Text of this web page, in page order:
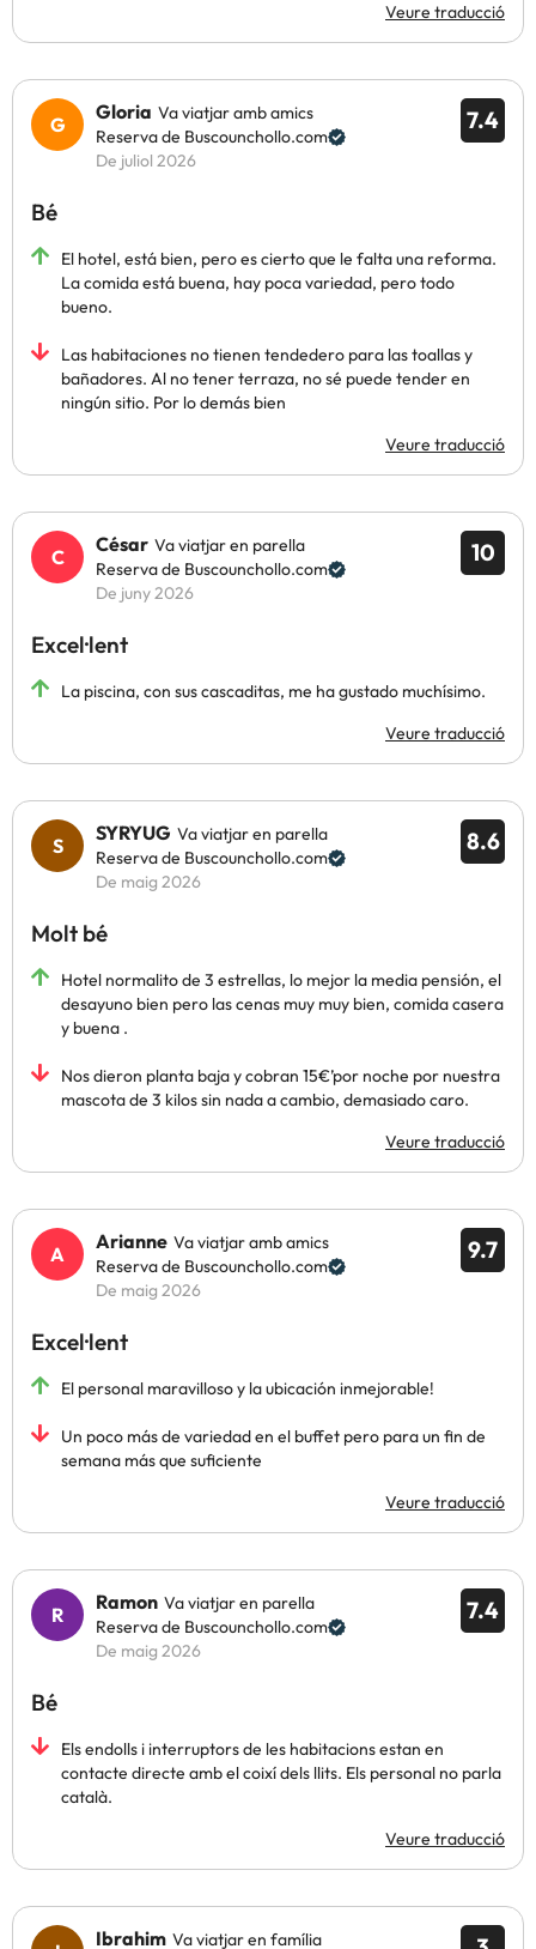
Veure traducció
7.4
Gloria Va viatjar amb amics
Reserva de Buscounchollo.com
De juliol 2026
Bé
El hotel, está bien, pero es cierto que le falta una reforma.
La comida está buena, hay poca variedad, pero todo
bueno.
Las habitaciones no tienen tendedero para las toallas y
bañadores. Al no tener terraza, no sé puede tender en
ningún sitio. Por lo demás bien
Veure traducció
10
César Va viatjar en parella
Reserva de Buscounchollo.com
De juny 2026
Excel·lent
La piscina, con sus cascaditas, me ha gustado muchísimo.
Veure traducció
8.6
SYRYUG Va viatjar en parella
Reserva de Buscounchollo.com
De maig 2026
Molt bé
Hotel normalito de 3 estrellas, lo mejor la media pensión, el
desayuno bien pero las cenas muy muy bien, comida casera
y buena .
Nos dieron planta baja y cobran 15€’por noche por nuestra
mascota de 3 kilos sin nada a cambio, demasiado caro.
Veure traducció
9.7
Arianne Va viatjar amb amics
Reserva de Buscounchollo.com
De maig 2026
Excel·lent
El personal maravilloso y la ubicación inmejorable!
Un poco más de variedad en el buffet pero para un fin de
semana más que suficiente
Veure traducció
7.4
Ramon Va viatjar en parella
Reserva de Buscounchollo.com
De maig 2026
Bé
Els endolls i interruptors de les habitacions estan en
contacte directe amb el coixí dels llits. Els personal no parla
català.
Veure traducció
Ibrahim Va viatjar en família